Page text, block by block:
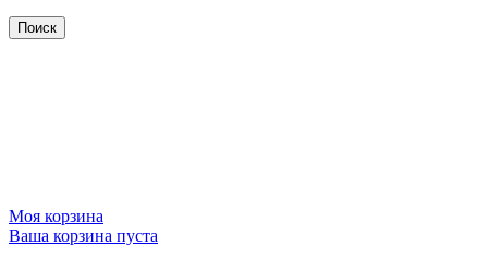
Моя корзина
Ваша корзина пуста